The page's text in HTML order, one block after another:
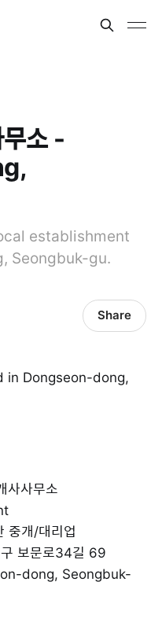
소 -
establishment
Seongbuk-gu.
Share
in Dongseon-dong,
사사무소
중개/대리업
보문로34길 69
dong, Seongbuk-